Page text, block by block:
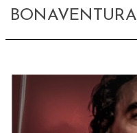
BONAVENTURA